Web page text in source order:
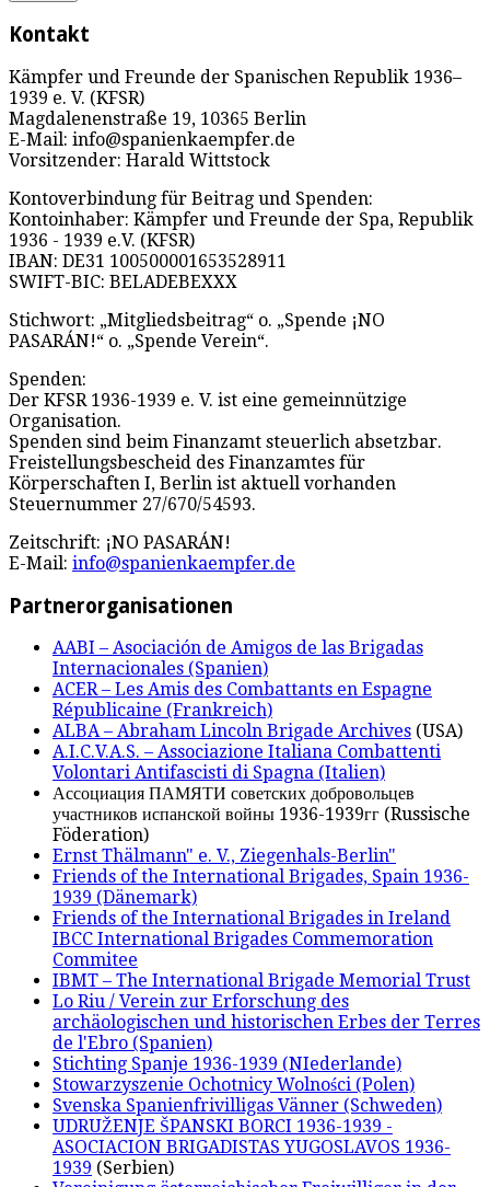
Kontakt
Kämpfer und Freunde der Spanischen Republik 1936–
1939 e. V. (KFSR)
Magdalenenstraße 19, 10365 Berlin
E-Mail: info@spanienkaempfer.de
Vorsitzender: Harald Wittstock
Kontoverbindung für Beitrag und Spenden:
Kontoinhaber: Kämpfer und Freunde der Spa, Republik
1936 - 1939 e.V. (KFSR)
IBAN: DE31 100500001653528911
SWIFT-BIC: BELADEBEXXX
Stichwort: „Mitgliedsbeitrag“ o. „Spende ¡NO
PASARÁN!“ o. „Spende Verein“.
Spenden:
Der KFSR 1936-1939 e. V. ist eine gemeinnützige
Organisation.
Spenden sind beim Finanzamt steuerlich absetzbar.
Freistellungsbescheid des Finanzamtes für
Körperschaften I, Berlin ist aktuell vorhanden
Steuernummer 27/670/54593.
Zeitschrift: ¡NO PASARÁN!
E-Mail: info@spanienkaempfer.de
Partnerorganisationen
AABI – Asociación de Amigos de las Brigadas
Internacionales (Spanien)
ACER – Les Amis des Combattants en Espagne
Républicaine (Frankreich)
ALBA – Abraham Lincoln Brigade Archives (USA)
A.I.C.V.A.S. – Associazione Italiana Combattenti
Volontari Antifascisti di Spagna (Italien)
Ассоциация ПАМЯТИ советских добровольцев
участников испанской войны 1936-1939гг (Russische
Föderation)
Ernst Thälmann" e. V., Ziegenhals-Berlin"
Friends of the International Brigades, Spain 1936-
1939 (Dänemark)
Friends of the International Brigades in Ireland
IBCC International Brigades Commemoration
Commitee
IBMT – The International Brigade Memorial Trust
Lo Riu / Verein zur Erforschung des
archäologischen und historischen Erbes der Terres
de l'Ebro (Spanien)
Stichting Spanje 1936-1939 (NIederlande)
Stowarzyszenie Ochotnicy Wolności (Polen)
Svenska Spanienfrivilligas Vänner (Schweden)
UDRUŽENJE ŠPANSKI BORCI 1936-1939 -
ASOCIACION BRIGADISTAS YUGOSLAVOS 1936-
1939 (Serbien)